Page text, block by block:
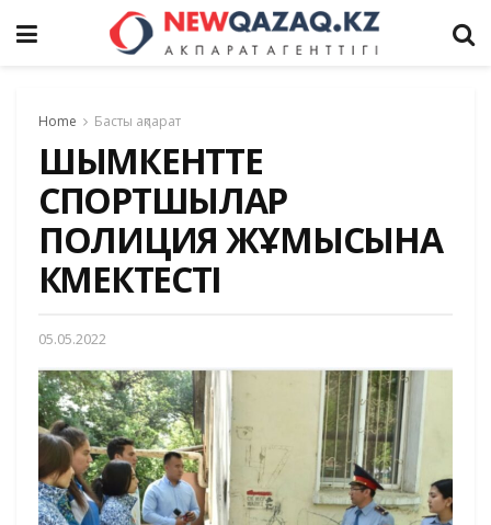
Home Басты ақпарат
ШЫМКЕНТТЕ
СПОРТШЫЛАР
ПОЛИЦИЯ ЖҰМЫСЫНА
КӨМЕКТЕСТІ
05.05.2022